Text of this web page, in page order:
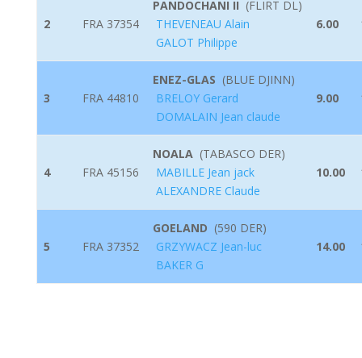
2 FRA 37354
PANDOCHANI II (FLIRT DL )
THEVENEAU Alain
GALOT Philippe
6.00
3 FRA 44810
ENEZ-GLAS (BLUE DJINN)
BRELOY Gerard
DOMALAIN Jean claude
9.00
4 FRA 45156
NOALA (TABASCO DER)
MABILLE Jean jack
ALEXANDRE Claude
10.00
5 FRA 37352
GOELAND (590 DER)
GRZYWACZ Jean-luc
BAKER G
14.00